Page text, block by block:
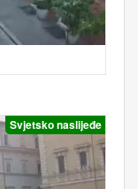
Svjetsko naslijeđe